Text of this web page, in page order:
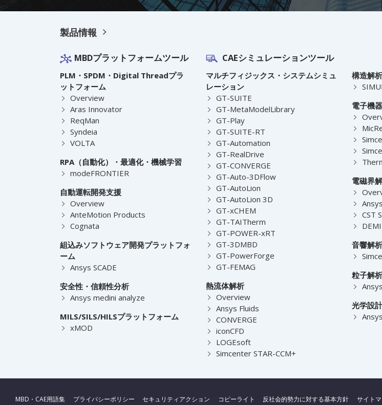
製品情報
MBDプラットフォームツール
PLM・SPDM・Digital Threadプラ
ットフォーム
Overview
Aras Innovator
ReqMan
Syndeia
VOLTA
RPA（自動化）・最適化・機械学習
modeFRONTIER
自動運転開発支援
Overview
AnteMotion Products
Cognata
組込みソフトウェア開発プラットフォ
ーム
Ansys SCADE
安全性・信頼性分析
Ansys medini analyze
MILS/SILS/HILSプラットフォーム
xMOD
CAEシミュレーションツール
マルチフィジックス・システムシミュ
レーション
GT-SUITE
GT-MetaModelLibrary
GT-Play
GT-SUITE-RT
GT-Automation
GT-RealDrive
GT-CONVERGE
GT-Auto-3DFlow
GT-AutoLion
GT-AutoLion 3D
GT-xCHEM
GT-TAITherm
GT-POWER-xRT
GT-3DMBD
GT-PowerForge
GT-FEMAG
熱流体解析
Overview
Ansys Fluids
CONVERGE
iconCFD
LOGEsoft
Simcenter STAR-CCM+
構造解析
電子機
電磁界
CST
音響解析
粒子解析
光学設
MBD・CAE用語集 プライバシーポリシー セキュリティアクション コピーライト 反社会的勢力に対する基本方針 サイト